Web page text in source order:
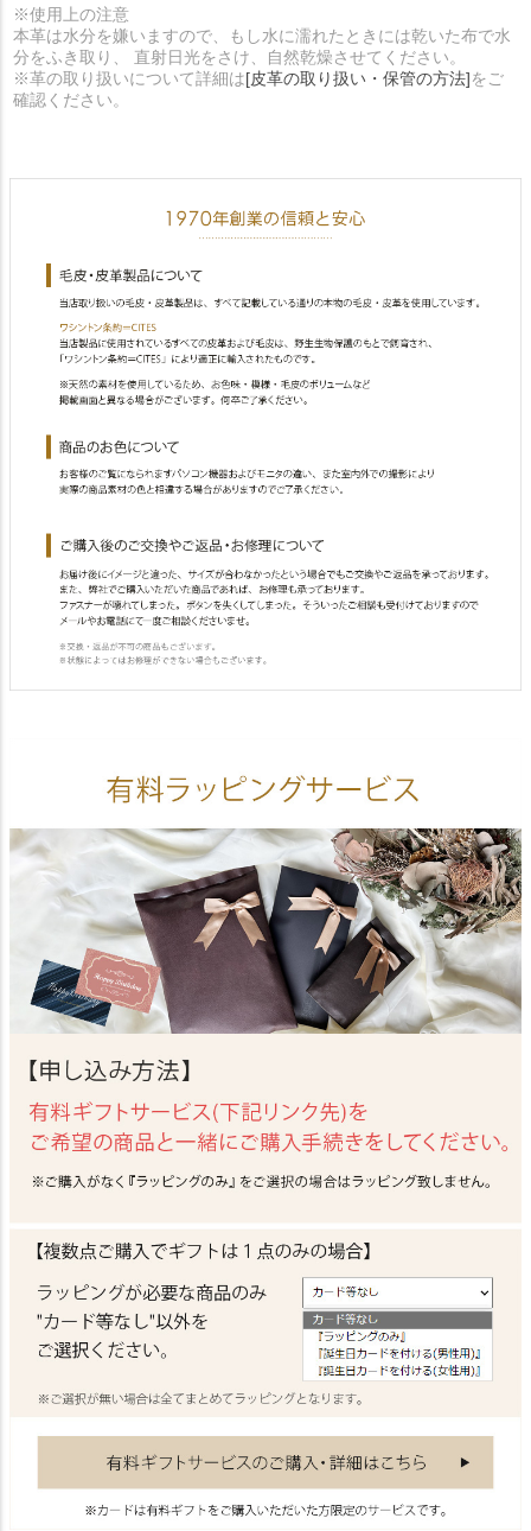
※使用上の注意
本革は水分を嫌いますので、もし水に濡れたときには乾いた布で水
分をふき取り、 直射日光をさけ、自然乾燥させてください。
※革の取り扱いについて詳細は[皮革の取り扱い・保管の方法]をご
確認ください。